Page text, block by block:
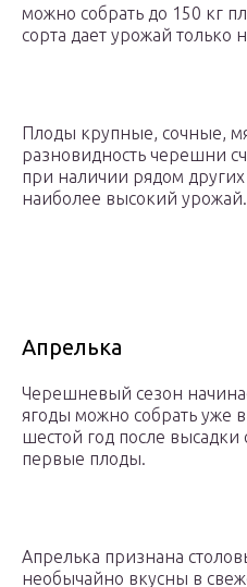
можно собрать до 150 кг
сорта дает урожай только
Плоды крупные, сочные,
разновидность черешни
при наличии рядом
наиболее высокий урожай.
Апрелька
Черешневый сезон
ягоды можно собрать уже
шестой год после высадки
первые плоды.
Апрелька признана
необычайно вкусны в